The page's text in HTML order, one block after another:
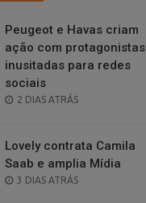
Peugeot e Havas criam
ação com protagonistas
inusitadas para redes
sociais
POSTED
2 DIAS ATRÁS
Lovely contrata Camila
Saab e amplia Mídia
POSTED
3 DIAS ATRÁS